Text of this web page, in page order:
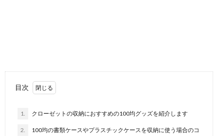
目次
1. クローゼットの収納におすすめの100均グッズを紹介します
2.
100均の書類ケースやプラスチックケースを収納に使う場合のコ